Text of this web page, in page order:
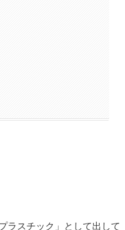
ラスチック」として出して